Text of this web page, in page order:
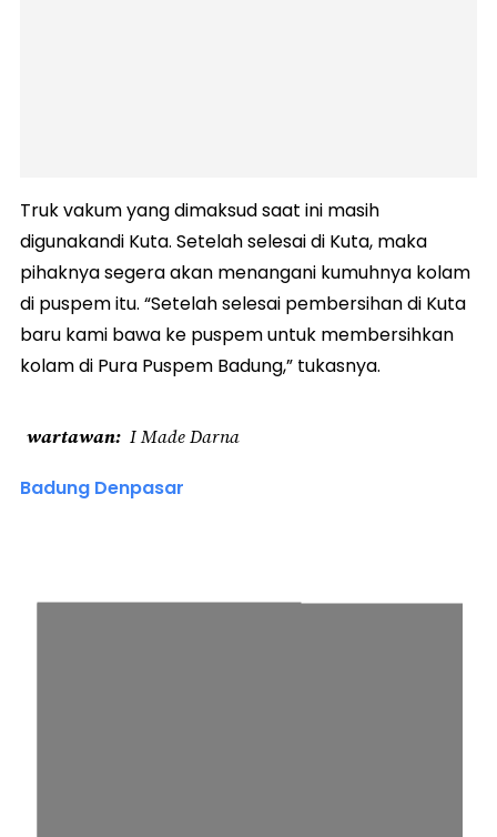
Truk vakum yang dimaksud saat ini masih
digunakandi Kuta. Setelah selesai di Kuta, maka
pihaknya segera akan menangani kumuhnya kolam
di puspem itu. “Setelah selesai pembersihan di Kuta
baru kami bawa ke puspem untuk membersihkan
kolam di Pura Puspem Badung,” tukasnya.
wartawan I Made Darna
Badung Denpasar